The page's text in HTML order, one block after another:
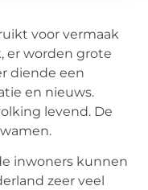
voor vermaak
er worden grote
diende een
en nieuws.
levend. De
inwoners kunnen
zeer veel